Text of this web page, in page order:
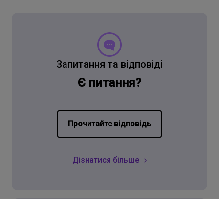
Запитання та відповіді
Є питання?
Прочитайте відповідь
Дізнатися більше